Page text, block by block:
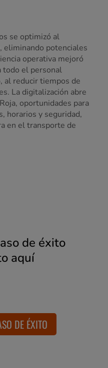
se optimizó al
eliminando potenciales
operativa mejoró
todo el personal
al reducir tiempos de
La digitalización abre
oportunidades para
horarios y seguridad,
en el transporte de
de éxito
aquí
DE ÉXITO